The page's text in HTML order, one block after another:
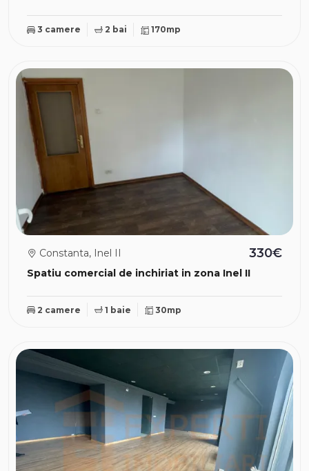
3 camere 2 bai 170mp
Spatiu comercial de inchiriat in zona Inel II
Constanta, Inel II 330€
2 camere 1 baie 30mp